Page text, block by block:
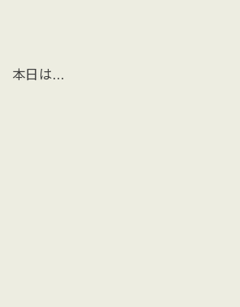
本日は…